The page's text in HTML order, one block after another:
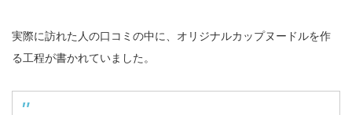
実際に訪れた人の口コミの中に、オリジナルカップヌードルを作
る工程が書かれていました。